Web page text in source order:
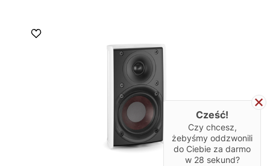
Cześć!
Czy chcesz,
żebyśmy oddzwonili
do Ciebie za darmo
w 28 sekund?